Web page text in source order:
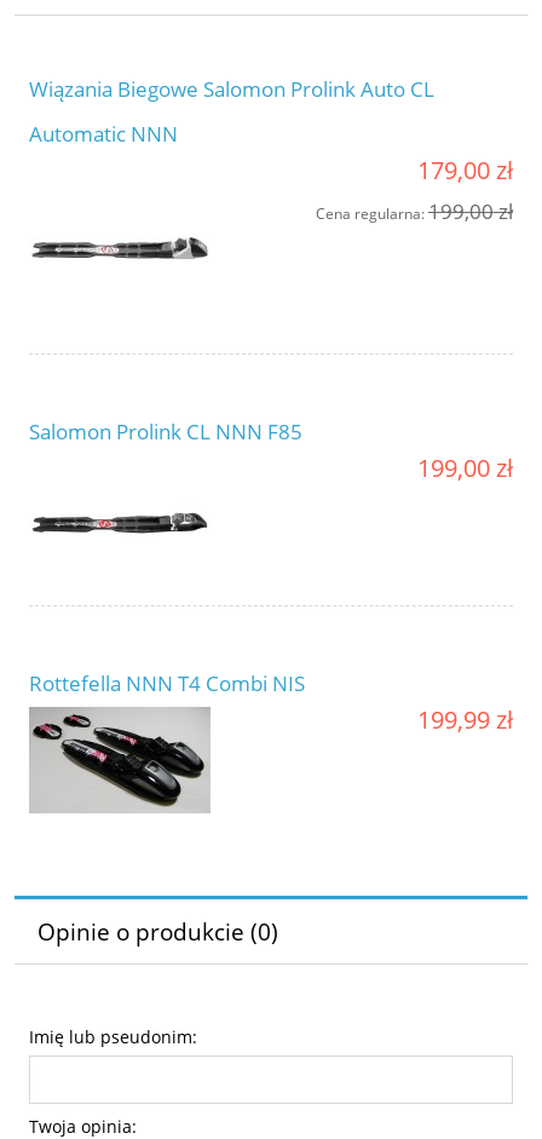
Wiązania Biegowe Salomon Prolink Auto CL
Automatic NNN
179,00 zł
Cena regularna:199,00 zł
Salomon Prolink CL NNN F85
199,00 zł
Rottefella NNN T4 Combi NIS
199,99 zł
Opinie o produkcie (0)
Imię lub pseudonim:
Twoja opinia: